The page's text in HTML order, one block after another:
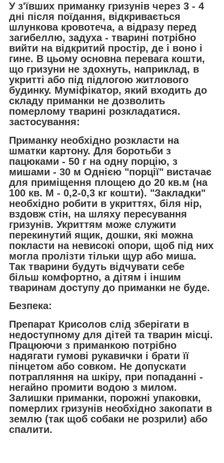
У з'ївших приманку гризунів через 3 - 4
дні після поїдання, відкривається
шлункова кровотеча, а відразу перед
загибеллю, задуха - тварині потрібно
вийти на відкритий простір, де і воно і
гине. В цьому основна перевага кошти,
що гризуни не здохнуть, наприклад, в
укритті або під підлогою житлового
будинку. Муміфікатор, який входить до
складу приманки не дозволить
померлому тварині розкладатися.
застосування:
Приманку необхідно розкласти на
шматки картону. Для боротьби з
пацюками - 50 г на одну порцію, з
мишами - 30 м Однією "порції" вистачає
для приміщення площею до 20 кв.м (на
100 кв. М - 0,2-0,3 кг кошти). "Закладки"
необхідно робити в укриттях, біля нір,
вздовж стін, на шляху пересування
гризунів. Укриттям може служити
перекинутий ящик, дошки, які можна
покласти на невисокі опори, щоб під них
могла пролізти тільки щур або миша.
Так тварини будуть відчувати себе
більш комфортно, а дітям і іншим
тваринам доступу до приманки не буде.
Безпека:
Препарат Крисолов слід зберігати в
недоступному для дітей та тварин місці.
Працюючи з приманкою потрібно
надягати гумові рукавички і брати її
пінцетом або совком. Не допускати
потрапляння на шкіру, при попаданні -
негайно промити водою з милом.
Залишки приманки, порожні упаковки,
померлих гризунів необхідно закопати в
землю (так щоб собаки не розрили) або
спалити.